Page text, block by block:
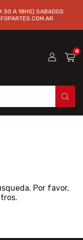
A 18HS) SABADOS
0
Por favor,